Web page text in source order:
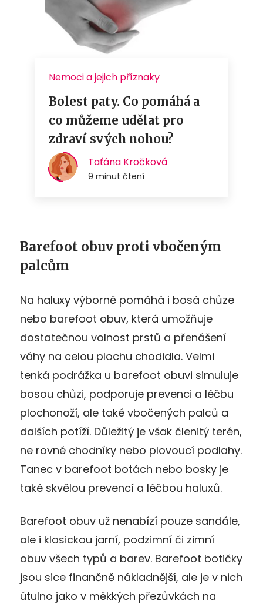
Barefoot obuv proti vbočeným
palcům
Na haluxy výborně pomáhá i bosá chůze
nebo barefoot obuv, která umožňuje
dostatečnou volnost prstů a přenášení
váhy na celou plochu chodidla. Velmi
tenká podrážka u barefoot obuvi simuluje
bosou chůzi, podporuje prevenci a léčbu
plochonoží, ale také vbočených palců a
dalších potíží. Důležitý je však členitý terén,
ne rovné chodníky nebo plovoucí podlahy.
Tanec v barefoot botách nebo bosky je
také skvělou prevencí a léčbou haluxů.
Barefoot obuv už nenabízí pouze sandále,
ale i klasickou jarní, podzimní či zimní
obuv všech typů a barev. Barefoot botičky
jsou sice finančně nákladnější, ale je v nich
útulno jako v měkkých přezůvkách na